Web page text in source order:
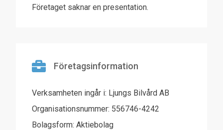
Företaget saknar en presentation.
Företagsinformation
Verksamheten ingår i: Ljungs Bilvård AB
Organisationsnummer: 556746-4242
Bolagsform: Aktiebolag